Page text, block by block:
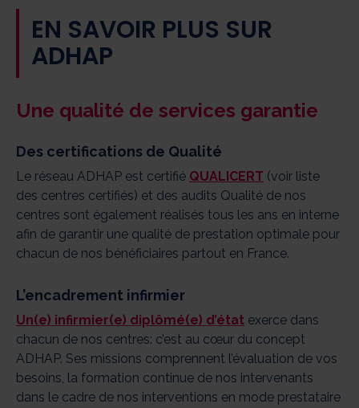
EN SAVOIR PLUS SUR
ADHAP
Une qualité de services garantie
Des certifications de Qualité
Le réseau ADHAP est certifié QUALICERT (voir liste
des centres certifiés) et des audits Qualité de nos
centres sont également réalisés tous les ans en interne
afin de garantir une qualité de prestation optimale pour
chacun de nos bénéficiaires partout en France.
L’encadrement infirmier
Un(e) infirmier(e) diplômé(e) d’état exerce dans
chacun de nos centres: c’est au cœur du concept
ADHAP. Ses missions comprennent l’évaluation de vos
besoins, la formation continue de nos intervenants
dans le cadre de nos interventions en mode prestataire